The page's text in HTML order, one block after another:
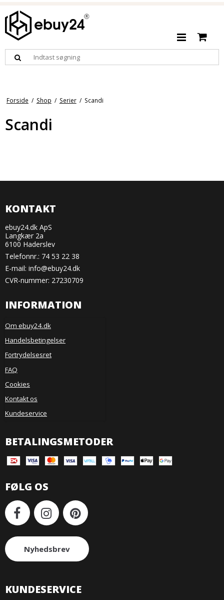
Forside / Shop / Serier / Scandi
Scandi
KONTAKT
ebuy24.dk ApS
Langkær 2a
6100 Haderslev
Telefonnr.: 74 53 22 38
E-mail: info@ebuy24.dk
CVR-nummer: 27230709
INFORMATION
Om ebuy24.dk
Handelsbetingelser
Fortrydelsesret
FAQ
Cookies
Kontakt os
Kundeservice
BETALINGSMETODER
FØLG OS
Nyhedsbrev
KUNDESERVICE